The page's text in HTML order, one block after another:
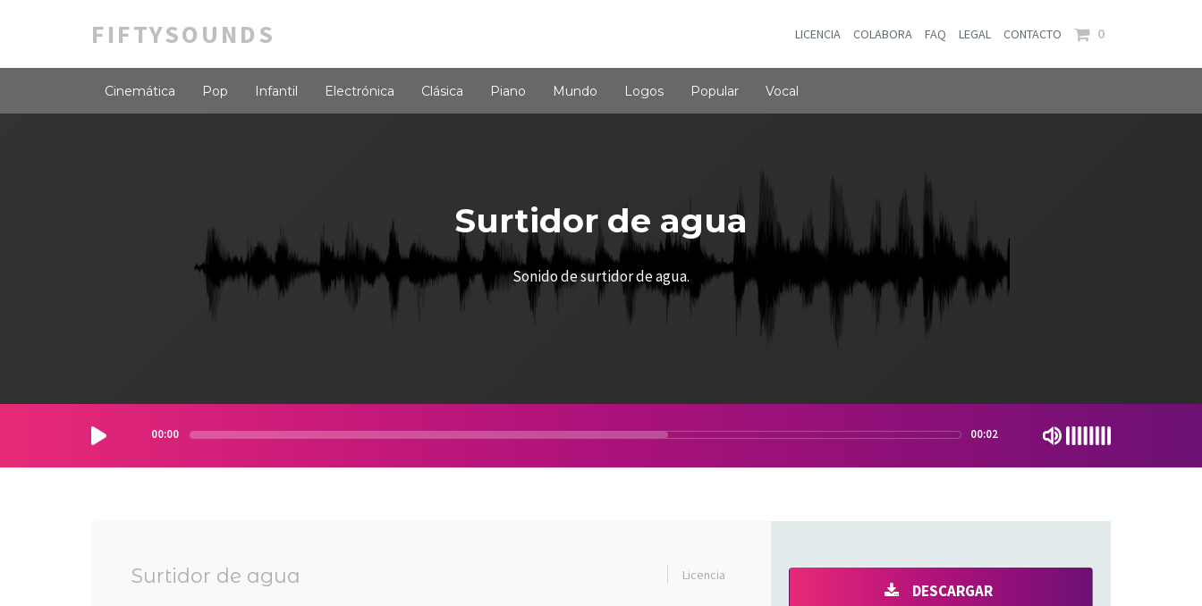
FIFTYSOUNDS LICENCIA COLABORA FAQ LEGAL CONTACTO 0
Cinemática Pop Infantil Electrónica Clásica Piano Mundo Logos Popular Vocal
Surtidor de agua
Sonido de surtidor de agua.
00:00 00:02
Surtidor de agua Licencia
DESCARGAR